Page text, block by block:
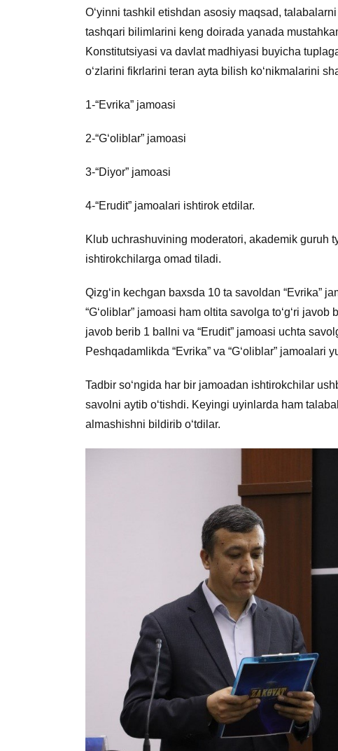
O‘yinni tashkil etishdan asosiy maqsad,
tashqari bilimlarini keng doirada yanada
Konstitutsiyasi va davlat madhiyasi buyicha
o‘zlarini fikrlarini teran ayta bilish ko‘nikmalarini
1-“Evrika” jamoasi
2-“G‘oliblar” jamoasi
3-“Diyor” jamoasi
4-“Erudit” jamoalari ishtirok etdilar.
Klub uchrashuvining moderatori, akademik guruh
ishtirokchilarga omad tiladi.
Qizg‘in kechgan baxsda 10 ta savoldan “Evrika”
“G‘oliblar” jamoasi ham oltita savolga to‘g‘ri
javob berib 1 ballni va “Erudit” jamoasi uchta
Peshqadamlikda “Evrika” va “G‘oliblar” jamoalari
Tadbir so‘ngida har bir jamoadan ishtirokchilar
savolni aytib o‘tishdi. Keyingi uyinlarda ham
almashishni bildirib o‘tdilar.